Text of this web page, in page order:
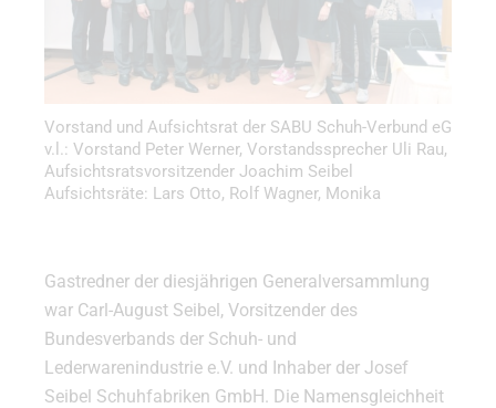
Vorstand und Aufsichtsrat der SABU Schuh-Verbund eG
v.l.: Vorstand Peter Werner, Vorstandssprecher Uli Rau,
Aufsichtsratsvorsitzender Joachim Seibel
Aufsichtsräte: Lars Otto, Rolf Wagner, Monika
Gastredner der diesjährigen Generalversammlung
war Carl-August Seibel, Vorsitzender des
Bundesverbands der Schuh- und
Lederwarenindustrie e.V. und Inhaber der Josef
Seibel Schuhfabriken GmbH. Die Namensgleichheit